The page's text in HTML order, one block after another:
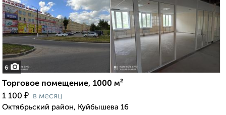
6
Торговое помещение, 1000 м²
1 100 ₽ в месяц
Октябрьский район, Куйбышева 16